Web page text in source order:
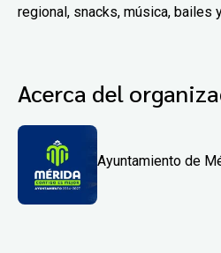
regional, snacks, música, bailes
Acerca del
Ayuntamiento de